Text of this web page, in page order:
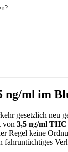
ng/ml im
gesetzlich neu
von 3,5 ng/ml THC
Regel keine
fahruntüchtiges